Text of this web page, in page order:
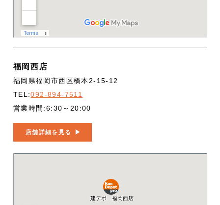
福岡西店
福岡県福岡市西区橋本2-15-12
TEL:092-894-7511
営業時間:6:30～20:00
店舗詳細を見る